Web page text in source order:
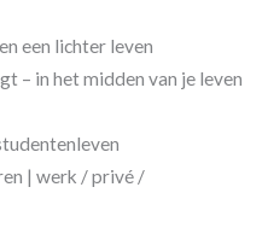
een lichter leven
– in het midden van je leven
| werk / privé /